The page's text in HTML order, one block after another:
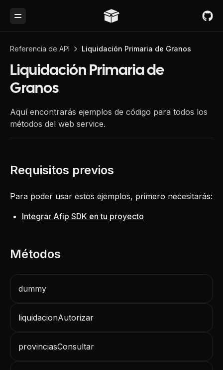
Toggle Menu
Referencia de API Liquidación Primaria de Granos
Liquidación Primaria de
Granos
Aquí encontrarás ejemplos de código para todos los
métodos del web service.
Para poder usar estos ejemplos, primero necesitarás:
Integrar Afip SDK en tu proyecto
dummy
liquidacionAutorizar
provinciasConsultar